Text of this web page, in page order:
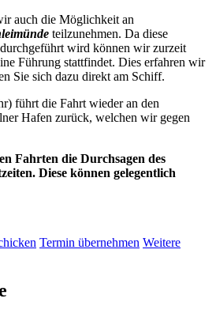
auch die Möglichkeit an
teilzunehmen. Da diese
wird können wir zurzeit
Führung stattfindet. Dies erfahren wir
Sie sich dazu direkt am Schiff.
führt die Fahrt wieder an den
Hafen zurück, welchen wir gegen
Fahrten die Durchsagen des
Diese können gelegentlich
Termin übernehmen Weitere